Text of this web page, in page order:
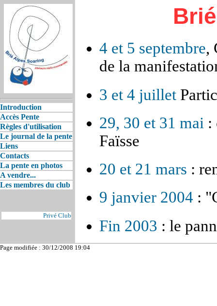
Introduction
Accès Pente
Règles d'utilisation
Le journal de la pente
Liens
Contacts
La pente en photos
A vendre...
Les membres du club
Privé Club
4 et 5 septembre,
de la
3 et 4 juillet
29, 30 et 31 mai :
Faïsse
20 et 21 mars :
9 janvier 2004 :
Fin 2003 : le
Page modifiée : 30/12/2008 19:04